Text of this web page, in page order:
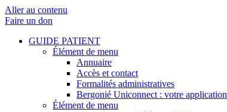
Aller au contenu
Faire un don
GUIDE PATIENT
Élément de menu
Annuaire
Accès et contact
Formalités administratives
Bergonié Uniconnect : votre application
Élément de menu